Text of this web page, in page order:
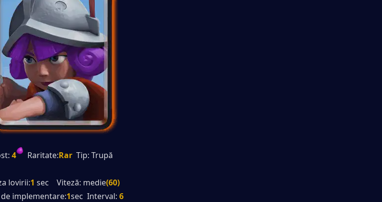
4 Raritate:Rar Tip: Trupă
lovirii:1 sec    Viteză: medie(60)
implementare:1sec  Interval: 6